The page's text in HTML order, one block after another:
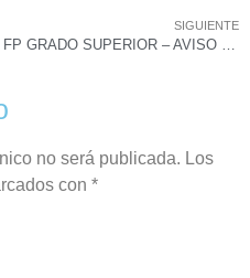
SIGUIENTE
no será publicada. Los
con *